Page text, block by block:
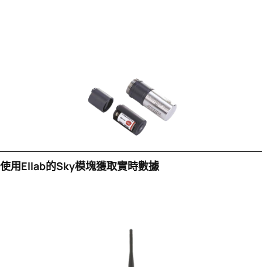
使用Ellab的sky模塊獲取實時數據